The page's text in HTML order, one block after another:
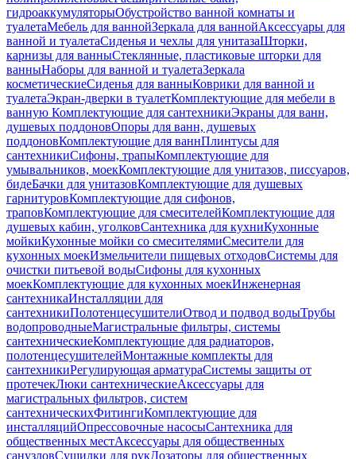
гидроаккумуляторыОбустройство ванной комнаты и
туалетаМебель для ваннойЗеркала для ваннойАксессуары для
ванной и туалетаСиденья и чехлы для унитазаШторки,
карнизы для ванныСтеклянные, пластиковые шторки для
ванныНаборы для ванной и туалетаЗеркала
косметическиеСиденья для ванныКоврики для ванной и
туалетаЭкран-дверки в туалетКомплектующие для мебели в
ванную Комплектующие для сантехникиЭкраны для ванн,
душевых поддоновОпоры для ванн, душевых
поддоновКомплектующие для ваннПлинтусы для
сантехникиСифоны, трапыКомплектующие для
умывальников, моекКомплектующие для унитазов, писсуаров,
бидеБачки для унитазовКомплектующие для душевых
гарнитуровКомплектующие для сифонов,
траповКомплектующие для смесителейКомплектующие для
душевых кабин, уголковСантехника для кухниКухонные
мойкиКухонные мойки со смесителямиСмесители для
кухонных моекИзмельчители пищевых отходовСистемы для
очистки питьевой водыСифоны для кухонных
моекКомплектующие для кухонных моекИнженерная
сантехникаИнсталляции для
сантехникиПолотенцесушителиОтвод и подвод водыТрубы
водопроводныеМагистральные фильтры, системы
сантехническиеКомплектующие для радиаторов,
полотенцесушителейМонтажные комплекты для
сантехникиРегулирующая арматураСистемы защиты от
протечекЛюки сантехническиеАксессуары для
магистральных фильтров, систем
сантехническихФитингиКомплектующие для
инсталляцийОпрессовочные насосыСантехника для
общественных местАксессуары для общественных
санузловСушилки для рукДозаторы для общественных